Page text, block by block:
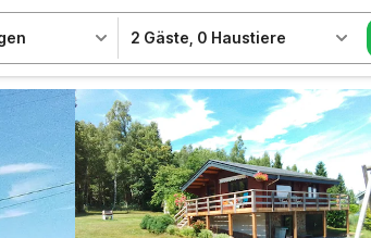
2 Gäste 0 Haustiere